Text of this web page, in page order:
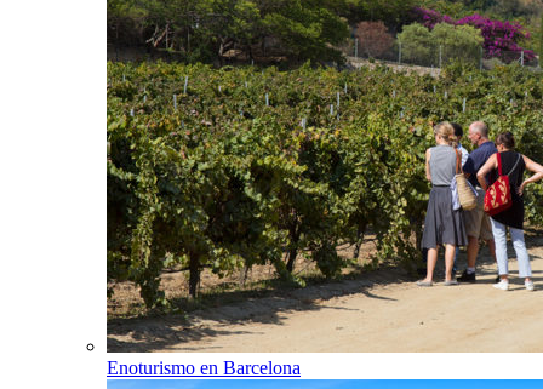
Enoturismo en Barcelona